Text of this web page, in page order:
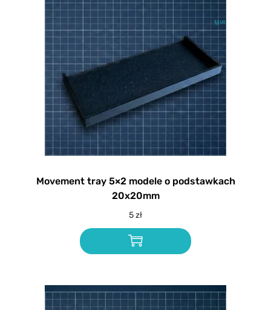
Movement tray 5×2 modele o podstawkach
20x20mm
5zł